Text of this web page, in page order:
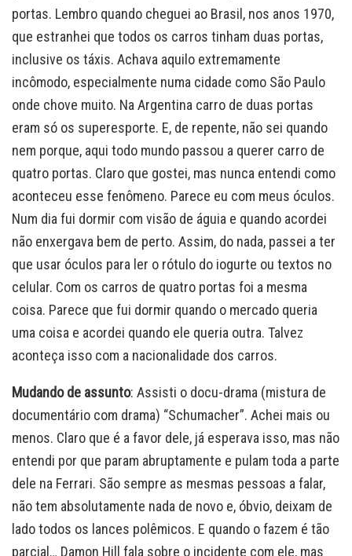
portas. Lembro quando cheguei ao Brasil, nos anos 1970,
que estranhei que todos os carros tinham duas portas,
inclusive os táxis. Achava aquilo extremamente
incômodo, especialmente numa cidade como São Paulo
onde chove muito. Na Argentina carro de duas portas
eram só os superesporte. E, de repente, não sei quando
nem porque, aqui todo mundo passou a querer carro de
quatro portas. Claro que gostei, mas nunca entendi como
aconteceu esse fenômeno. Parece eu com meus óculos.
Num dia fui dormir com visão de águia e quando acordei
não enxergava bem de perto. Assim, do nada, passei a ter
que usar óculos para ler o rótulo do iogurte ou textos no
celular. Com os carros de quatro portas foi a mesma
coisa. Parece que fui dormir quando o mercado queria
uma coisa e acordei quando ele queria outra. Talvez
aconteça isso com a nacionalidade dos carros.
Mudando de assunto: Assisti o docu-drama (mistura de
documentário com drama) “Schumacher”. Achei mais ou
menos. Claro que é a favor dele, já esperava isso, mas não
entendi por que param abruptamente e pulam toda a parte
dele na Ferrari. São sempre as mesmas pessoas a falar,
não tem absolutamente nada de novo e, óbvio, deixam de
lado todos os lances polêmicos. E quando o fazem é tão
parcial… Damon Hill fala sobre o incidente com ele, mas